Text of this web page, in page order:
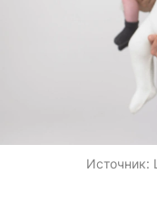
Источник: